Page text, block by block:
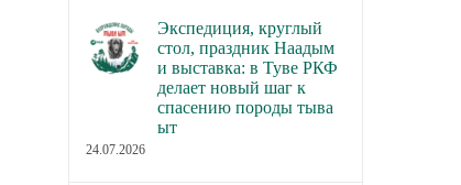
Изменена дата проведения
Европейской выставки собак
Информация FCI
благополучию
Экспедиция, круглый
стол, праздник Наадым
и выставка: в Туве РКФ
делает новый шаг к
спасению породы тыва
ыт
24.07.2026